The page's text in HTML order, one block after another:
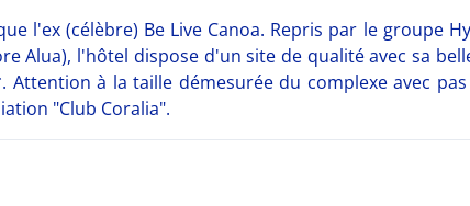
l'ex (célèbre) Be Live Canoa. Repris par le groupe
Alua), l'hôtel dispose d'un site de qualité avec sa
à la taille démesurée du complexe avec
"Club Coralia".